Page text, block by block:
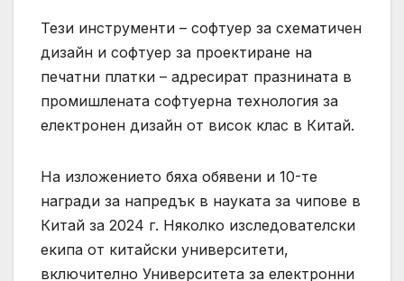
Тези инструменти – софтуер за схематичен
дизайн и софтуер за проектиране на
печатни платки – адресират празнината в
промишлената софтуерна технология за
електронен дизайн от висок клас в Китай.
На изложението бяха обявени и 10-те
награди за напредък в науката за чипове в
Китай за 2024 г. Няколко изследователски
екипа от китайски университети,
включително Университета за електронни